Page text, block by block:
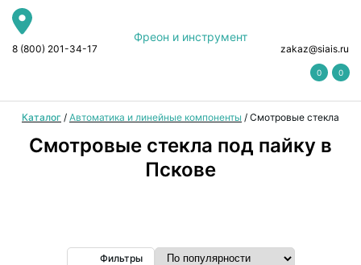
Фреон и инструмент
8 (800) 201-34-17 zakaz@siais.ru
0 0
Каталог / Автоматика и линейные компоненты / Смотровые стекла
Смотровые стекла под пайку в
Пскове
Фильтры